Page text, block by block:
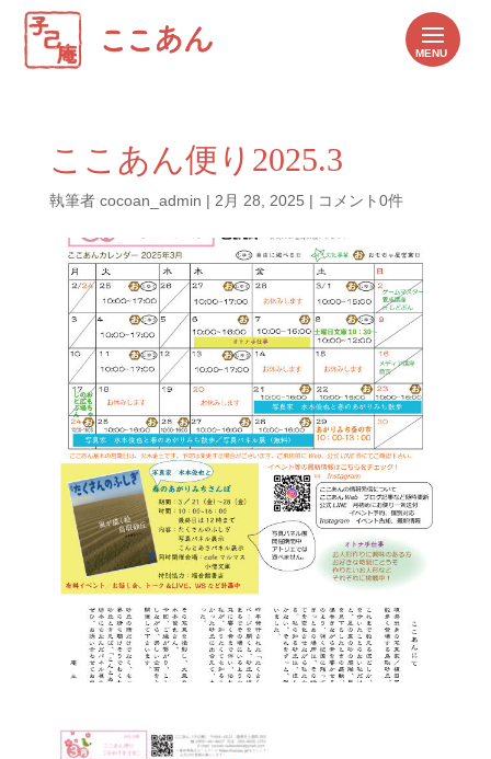
ここあん便り2025.3
執筆者 cocoan_admin | 2月 28, 2025 | コメント0件